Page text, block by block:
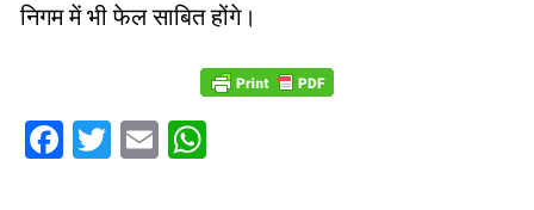
निगम में भी फेल साबित होंगे।
Facebook
Twitter
Email